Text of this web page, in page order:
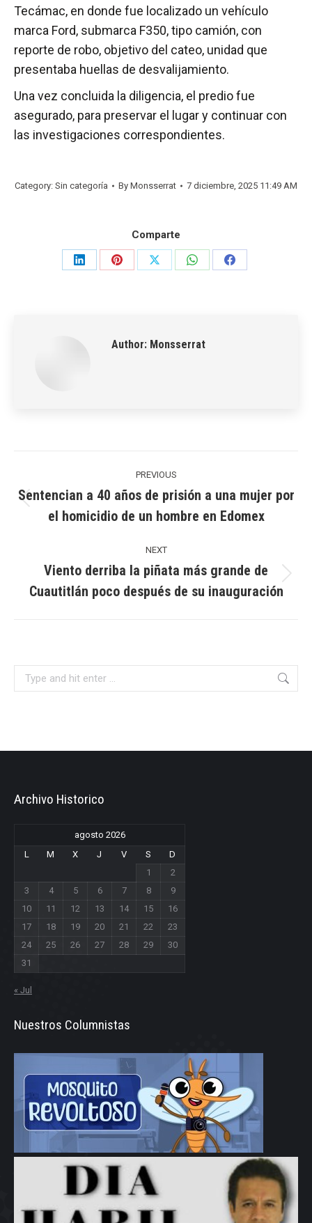
Tecámac, en donde fue localizado un vehículo
marca Ford, submarca F350, tipo camión, con
reporte de robo, objetivo del cateo, unidad que
presentaba huellas de desvalijamiento.
Una vez concluida la diligencia, el predio fue
asegurado, para preservar el lugar y continuar con
las investigaciones correspondientes.
Category: Sin categoría By Monsserrat 7 diciembre, 2025 11:49 AM
Comparte
Share
Share
Share
Share
Share
Author: Monsserrat
PREVIOUS
Previous
post:
Sentencian a 40 años de prisión a una mujer por
el homicidio de un hombre en Edomex
NEXT
post:
Viento derriba la piñata más grande de
Cuautitlán poco después de su inauguración
Archivo Historico
agosto 2026
L
M X J V S
D
1
2
3
4 5 6 7 8
9
10
11 12 13 14 15
16
17
18 19 20 21 22
23
24
25 26 27 28 29
30
31
« Jul
Nuestros Columnistas